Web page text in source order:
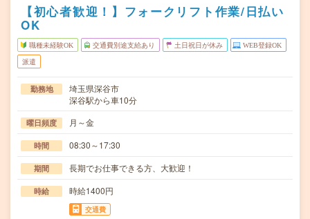
【初心者歓迎！】フォークリフト作業/日払い
OK
職種未経験OK 交通費別途支給あり 土日祝日が休み WEB登録OK
派遣
勤務地
埼玉県深谷市
深谷駅から車10分
曜日頻度 月～金
時間 08:30～17:30
期間 長期でお仕事できる方、大歓迎！
時給 時給1400円
交通費